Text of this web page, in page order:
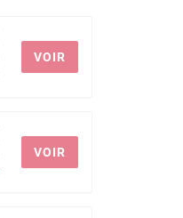
VOIR
VOIR